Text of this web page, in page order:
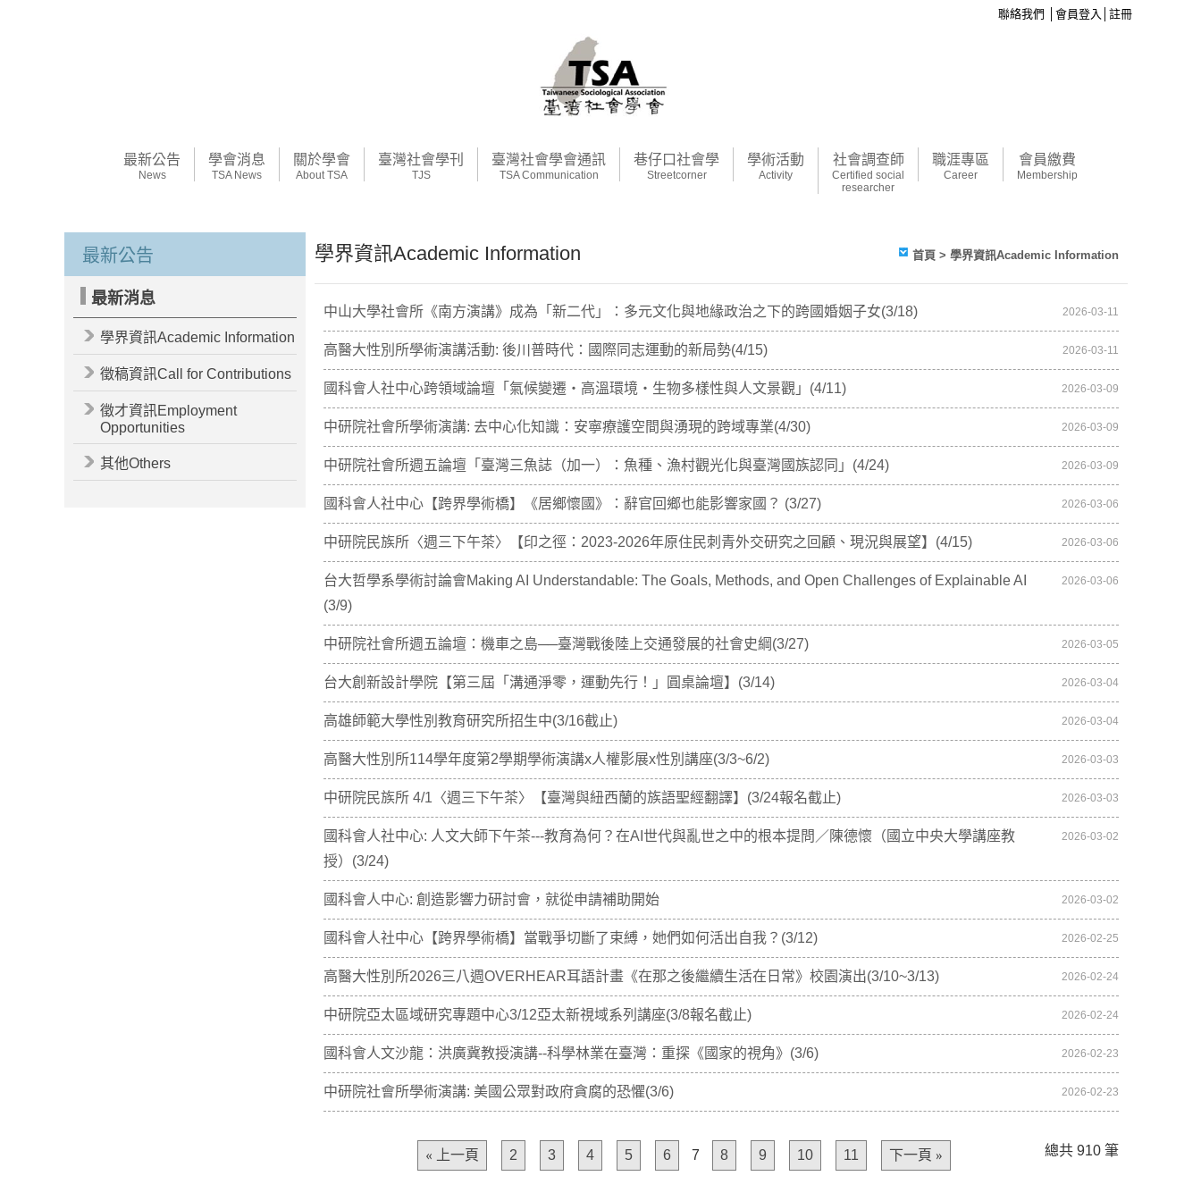
聯絡我們 會員登入 註冊
最新公告
News
學會消息
TSA News
關於學會
About TSA
臺灣社會學刊
TJS
臺灣社會學會通訊
TSA Communication
巷仔口社會學
Streetcorner
學術活動
Activity
社會調查師
Certified social
researcher
職涯專區
Career
會員繳費
Membership
最新公告
最新消息
學界資訊Academic Information
徵稿資訊Call for Contributions
徵才資訊Employment
Opportunities
其他Others
學界資訊Academic Information 首頁 > 學界資訊Academic Information
中山大學社會所《南方演講》成為「新二代」：多元文化與地緣政治之下的跨國婚姻子女(3/18) 2026-03-11
高醫大性別所學術演講活動: 後川普時代：國際同志運動的新局勢(4/15) 2026-03-11
國科會人社中心跨領域論壇「氣候變遷・高溫環境・生物多樣性與人文景觀」(4/11) 2026-03-09
中研院社會所學術演講: 去中心化知識：安寧療護空間與湧現的跨域專業(4/30) 2026-03-09
中研院社會所週五論壇「臺灣三魚誌（加一）：魚種、漁村觀光化與臺灣國族認同」(4/24) 2026-03-09
國科會人社中心【跨界學術橋】《居鄉懷國》：辭官回鄉也能影響家國？ (3/27) 2026-03-06
中研院民族所〈週三下午茶〉【印之徑：2023-2026年原住民刺青外交研究之回顧、現況與展望】(4/15) 2026-03-06
台大哲學系學術討論會Making AI Understandable: The Goals, Methods, and Open Challenges of Explainable AI
(3/9)
2026-03-06
中研院社會所週五論壇：機車之島──臺灣戰後陸上交通發展的社會史綱(3/27) 2026-03-05
台大創新設計學院【第三屆「溝通淨零，運動先行！」圓桌論壇】(3/14) 2026-03-04
高雄師範大學性別教育研究所招生中(3/16截止) 2026-03-04
高醫大性別所114學年度第2學期學術演講x人權影展x性別講座(3/3~6/2) 2026-03-03
中研院民族所 4/1〈週三下午茶〉【臺灣與紐西蘭的族語聖經翻譯】(3/24報名截止) 2026-03-03
國科會人社中心: 人文大師下午茶---教育為何？在AI世代與亂世之中的根本提問／陳德懷（國立中央大學講座教
授）(3/24)
2026-03-02
國科會人中心: 創造影響力研討會，就從申請補助開始 2026-03-02
國科會人社中心【跨界學術橋】當戰爭切斷了束縛，她們如何活出自我？(3/12) 2026-02-25
高醫大性別所2026三八週OVERHEAR耳語計畫《在那之後繼續生活在日常》校園演出(3/10~3/13) 2026-02-24
中研院亞太區域研究專題中心3/12亞太新視域系列講座(3/8報名截止) 2026-02-24
國科會人文沙龍：洪廣冀教授演講--科學林業在臺灣：重探《國家的視角》(3/6) 2026-02-23
中研院社會所學術演講: 美國公眾對政府貪腐的恐懼(3/6) 2026-02-23
« 上一頁 2 3 4 5 6 7 8 9 10 11 下一頁 » 總共 910 筆